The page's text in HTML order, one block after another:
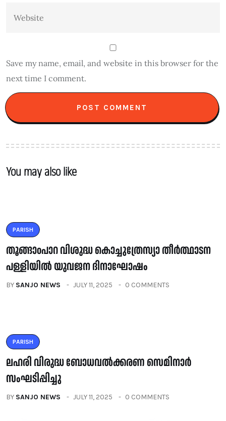
Save my name, email, and website in this browser for the
next time I comment.
You may also like
PARISH
തൂങ്ങാoപാറ വിശുദ്ധ കൊച്ചുത്രേസ്യാ തീർത്ഥാടന
പള്ളിയിൽ യുവജന ദിനാഘോഷം
BY SANJO NEWS JULY 11, 2025 0 COMMENTS
PARISH
ലഹരി വിരുദ്ധ ബോധവൽക്കരണ സെമിനാർ
സംഘടിപ്പിച്ചു
BY SANJO NEWS JULY 11, 2025 0 COMMENTS